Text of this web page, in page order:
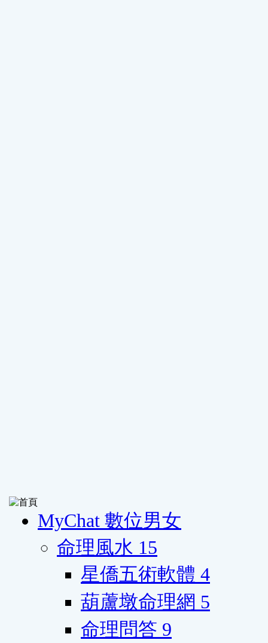
MyChat 數位男女
命理風水 15
星僑五術軟體 4
葫蘆墩命理網 5
命理問答 9